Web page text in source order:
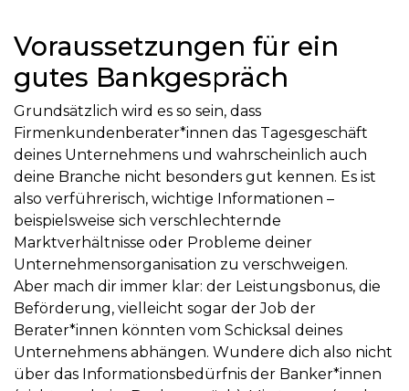
Voraussetzungen für ein
gutes Bankgespräch
Grundsätzlich wird es so sein, dass
Firmenkundenberater*innen das Tagesgeschäft
deines Unternehmens und wahrscheinlich auch
deine Branche nicht besonders gut kennen. Es ist
also verführerisch, wichtige Informationen –
beispielsweise sich verschlechternde
Marktverhältnisse oder Probleme deiner
Unternehmensorganisation zu verschweigen.
Aber mach dir immer klar: der Leistungsbonus, die
Beförderung, vielleicht sogar der Job der
Berater*innen könnten vom Schicksal deines
Unternehmens abhängen. Wundere dich also nicht
über das Informationsbedürfnis der Banker*innen